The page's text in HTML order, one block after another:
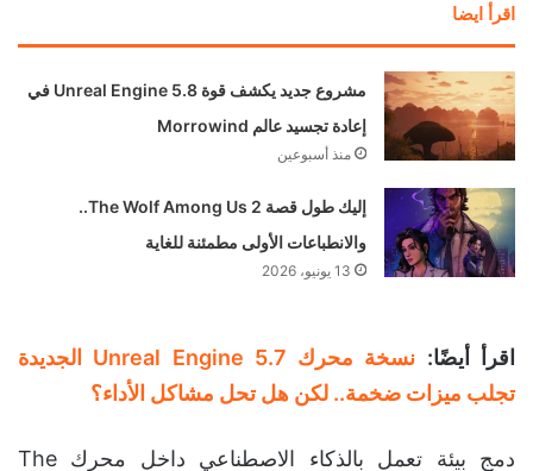
اقرأ ايضا
مشروع جديد يكشف قوة Unreal Engine 5.8 في
إعادة تجسيد عالم Morrowind
منذ أسبوعين
إليك طول قصة The Wolf Among Us 2..
والانطباعات الأولى مطمئنة للغاية
13 يونيو، 2026
اقرأ أيضًا:
نسخة محرك Unreal Engine 5.7 الجديدة
تجلب ميزات ضخمة.. لكن هل تحل مشاكل الأداء؟
دمج بيئة تعمل بالذكاء الاصطناعي داخل محرك The